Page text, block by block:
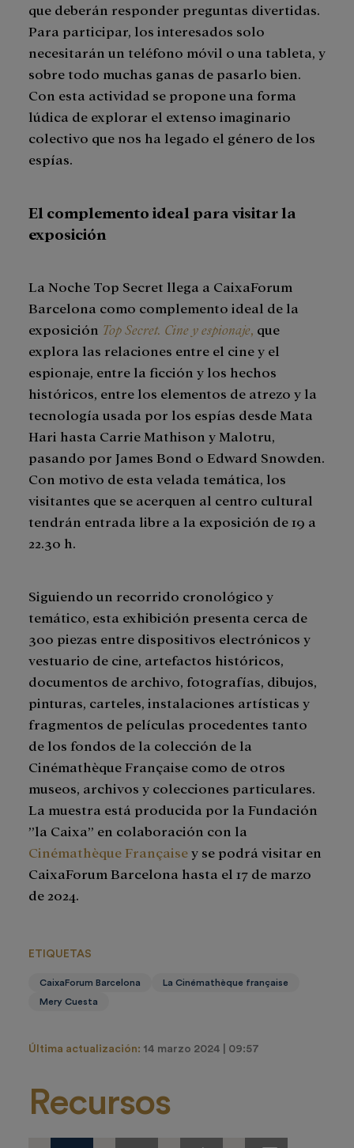
que deberán responder preguntas divertidas.
Para participar, los interesados solo
necesitarán un teléfono móvil o una tableta, y
sobre todo muchas ganas de pasarlo bien.
Con esta actividad se propone una forma
lúdica de explorar el extenso imaginario
colectivo que nos ha legado el género de los
espías.
El complemento ideal para visitar la
exposición
La Noche Top Secret llega a CaixaForum
Barcelona como complemento ideal de la
exposición Top Secret. Cine y espionaje, que
explora las relaciones entre el cine y el
espionaje, entre la ficción y los hechos
históricos, entre los elementos de atrezo y la
tecnología usada por los espías desde Mata
Hari hasta Carrie Mathison y Malotru,
pasando por James Bond o Edward Snowden.
Con motivo de esta velada temática, los
visitantes que se acerquen al centro cultural
tendrán entrada libre a la exposición de 19 a
22.30 h.
Siguiendo un recorrido cronológico y
temático, esta exhibición presenta cerca de
300 piezas entre dispositivos electrónicos y
vestuario de cine, artefactos históricos,
documentos de archivo, fotografías, dibujos,
pinturas, carteles, instalaciones artísticas y
fragmentos de películas procedentes tanto
de los fondos de la colección de la
Cinémathèque Française como de otros
museos, archivos y colecciones particulares.
La muestra está producida por la Fundación
”la Caixa” en colaboración con la
Cinémathèque Françaisey se podrá visitar en
CaixaForum Barcelona hasta el 17 de marzo
de 2024.
ETIQUETAS
CaixaForum Barcelona
La Cinémathèque française
Mery Cuesta
Última actualización: 14 marzo 2024 | 09:57
Recursos